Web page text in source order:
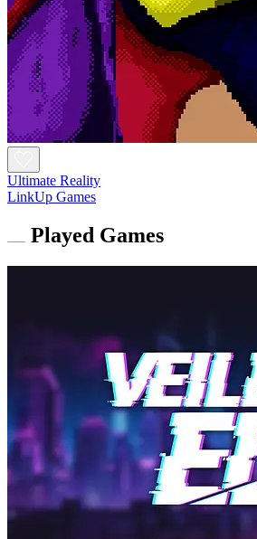
Ultimate Reality
LinkUp Games
Played Games